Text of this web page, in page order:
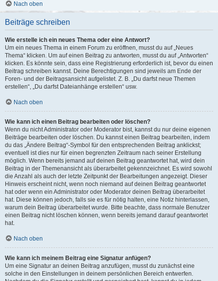
Nach oben
Beiträge schreiben
Wie erstelle ich ein neues Thema oder eine Antwort?
Um ein neues Thema in einem Forum zu eröffnen, musst du auf „Neues
Thema“ klicken. Um auf einen Beitrag zu antworten, musst du auf „Antworten“
klicken. Es könnte sein, dass eine Registrierung erforderlich ist, bevor du einen
Beitrag schreiben kannst. Deine Berechtigungen sind jeweils am Ende der
Foren- und der Beitragsansicht aufgelistet. Z. B. „Du darfst neue Themen
erstellen“, „Du darfst Dateianhänge erstellen“ usw.
Nach oben
Wie kann ich einen Beitrag bearbeiten oder löschen?
Wenn du nicht Administrator oder Moderator bist, kannst du nur deine eigenen
Beiträge bearbeiten oder löschen. Du kannst einen Beitrag bearbeiten, indem
du das „Ändere Beitrag“-Symbol für den entsprechenden Beitrag anklickst;
eventuell ist dies nur für einen begrenzten Zeitraum nach seiner Erstellung
möglich. Wenn bereits jemand auf deinen Beitrag geantwortet hat, wird dein
Beitrag in der Themenansicht als überarbeitet gekennzeichnet. Es wird sowohl
die Anzahl als auch der letzte Zeitpunkt der Bearbeitungen angezeigt. Dieser
Hinweis erscheint nicht, wenn noch niemand auf deinen Beitrag geantwortet
hat oder wenn ein Administrator oder Moderator deinen Beitrag überarbeitet
hat. Diese können jedoch, falls sie es für nötig halten, eine Notiz hinterlassen,
warum dein Beitrag überarbeitet wurde. Bitte beachte, dass normale Benutzer
einen Beitrag nicht löschen können, wenn bereits jemand darauf geantwortet
hat.
Nach oben
Wie kann ich meinem Beitrag eine Signatur anfügen?
Um eine Signatur an deinen Beitrag anzufügen, musst du zunächst eine
solche in den Einstellungen in deinem persönlichen Bereich entwerfen.